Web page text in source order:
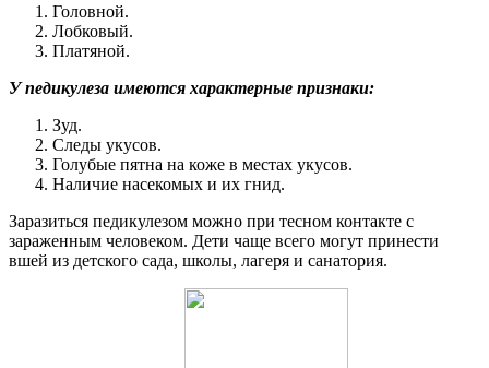
Головной.
Лобковый.
Платяной.
У педикулеза имеются характерные признаки:
Зуд.
Следы укусов.
Голубые пятна на коже в местах укусов.
Наличие насекомых и их гнид.
Заразиться педикулезом можно при тесном контакте с
зараженным человеком. Дети чаще всего могут принести
вшей из детского сада, школы, лагеря и санатория.